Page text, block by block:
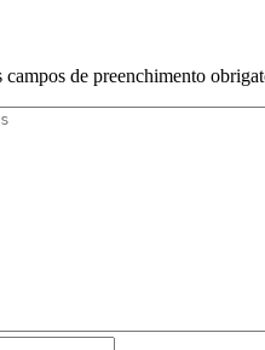
de preenchimento